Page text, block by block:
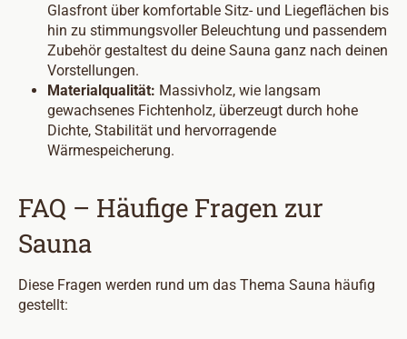
Glasfront über komfortable Sitz- und Liegeflächen bis
hin zu stimmungsvoller Beleuchtung und passendem
Zubehör gestaltest du deine Sauna ganz nach deinen
Vorstellungen.
Materialqualität: Massivholz, wie langsam
gewachsenes Fichtenholz, überzeugt durch hohe
Dichte, Stabilität und hervorragende
Wärmespeicherung.
FAQ – Häufige Fragen zur
Sauna
Diese Fragen werden rund um das Thema Sauna häufig
gestellt: